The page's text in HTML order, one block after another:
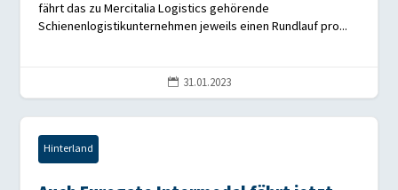
fährt das zu Mercitalia Logistics gehörende
Schienenlogistikunternehmen jeweils einen Rundlauf pro...
 31.01.2023
Hinterland